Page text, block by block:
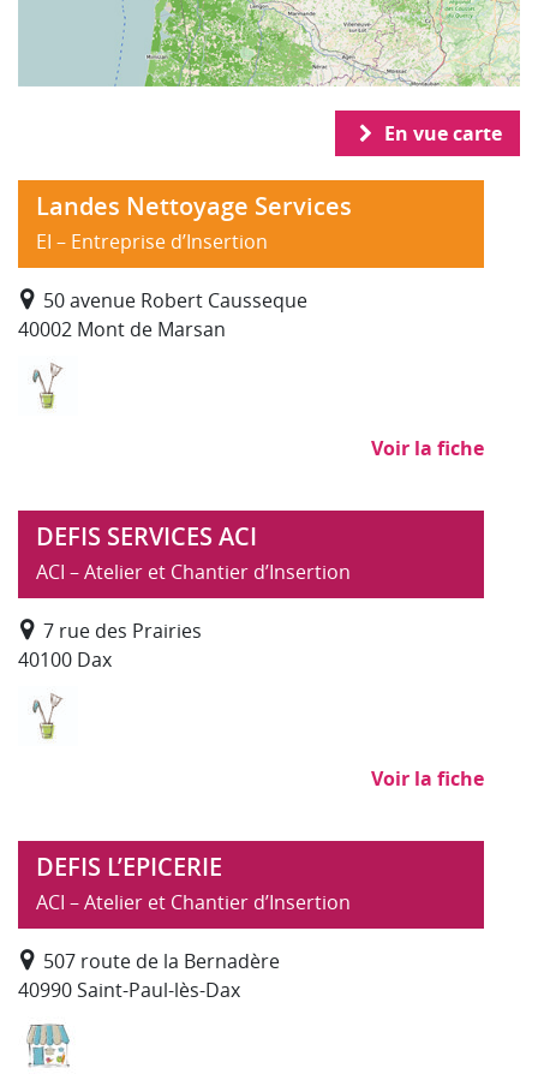
En vue carte
Landes Nettoyage Services
EI – Entreprise d’Insertion
50 avenue Robert Causseque
40002 Mont de Marsan
Voir la fiche
DEFIS SERVICES ACI
ACI – Atelier et Chantier d’Insertion
7 rue des Prairies
40100 Dax
Voir la fiche
DEFIS L’EPICERIE
ACI – Atelier et Chantier d’Insertion
507 route de la Bernadère
40990 Saint-Paul-lès-Dax